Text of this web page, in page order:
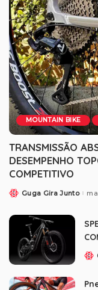
MOUNTAIN BIKE
TRANSMISSÃO
DESEMPENHO
COMPETITIVO
Guga Gira Junto